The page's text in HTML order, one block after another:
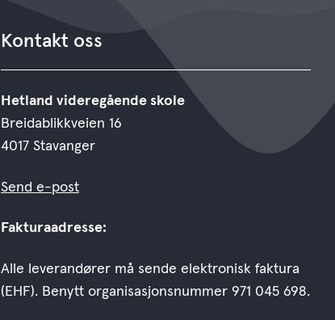
Kontakt oss
Hetland videregående skole
Breidablikkveien 16
4017 Stavanger
Send e-post
Fakturaadresse:
Alle leverandører må sende elektronisk faktura
(EHF). Benytt organisasjonsnummer 971 045 698.